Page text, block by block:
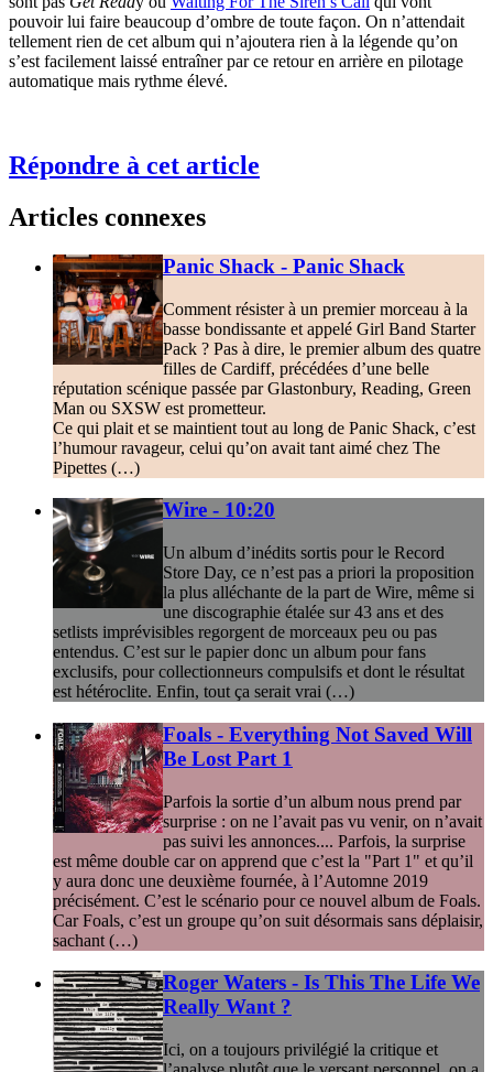
pouvoir lui faire beaucoup d’ombre de toute façon. On n’attendait
tellement rien de cet album qui n’ajoutera rien à la légende qu’on
s’est facilement laissé entraîner par ce retour en arrière en pilotage
automatique mais rythme élevé.
Répondre à cet article
Articles connexes
Panic Shack - Panic Shack
Comment résister à un premier morceau à la
basse bondissante et appelé Girl Band Starter
Pack ? Pas à dire, le premier album des quatre
filles de Cardiff, précédées d’une belle
réputation scénique passée par Glastonbury, Reading, Green
Man ou SXSW est prometteur.
Ce qui plait et se maintient tout au long de Panic Shack, c’est
l’humour ravageur, celui qu’on avait tant aimé chez The
Pipettes (…)
Wire - 10:20
Un album d’inédits sortis pour le Record
Store Day, ce n’est pas a priori la proposition
la plus alléchante de la part de Wire, même si
une discographie étalée sur 43 ans et des
setlists imprévisibles regorgent de morceaux peu ou pas
entendus. C’est sur le papier donc un album pour fans
exclusifs, pour collectionneurs compulsifs et dont le résultat
est hétéroclite. Enfin, tout ça serait vrai (…)
Foals - Everything Not Saved Will
Be Lost Part 1
Parfois la sortie d’un album nous prend par
surprise : on ne l’avait pas vu venir, on n’avait
pas suivi les annonces.... Parfois, la surprise
est même double car on apprend que c’est la "Part 1" et qu’il
y aura donc une deuxième fournée, à l’Automne 2019
précisément. C’est le scénario pour ce nouvel album de Foals.
Car Foals, c’est un groupe qu’on suit désormais sans déplaisir,
sachant (…)
Roger Waters - Is This The Life We
Really Want ?
Ici, on a toujours privilégié la critique et